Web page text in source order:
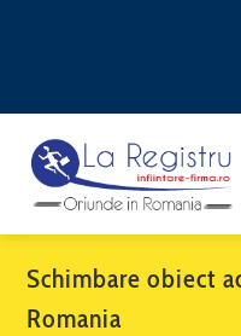
Schimbare obiect
Romania